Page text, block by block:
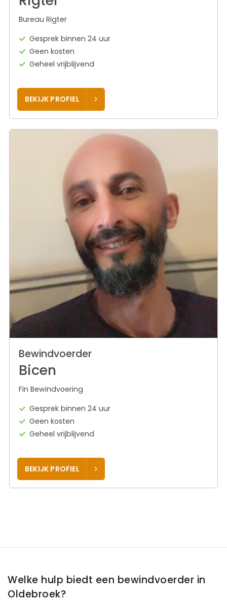
Bureau Rigter
Gesprek binnen 24 uur
Geen kosten
Geheel vrijblijvend
BEKIJK PROFIEL
Bewindvoerder
Bicen
Fin Bewindvoering
Gesprek binnen 24 uur
Geen kosten
Geheel vrijblijvend
BEKIJK PROFIEL
Welke hulp biedt een bewindvoerder in
Oldebroek?